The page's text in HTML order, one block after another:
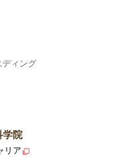
ディング
学院
リア